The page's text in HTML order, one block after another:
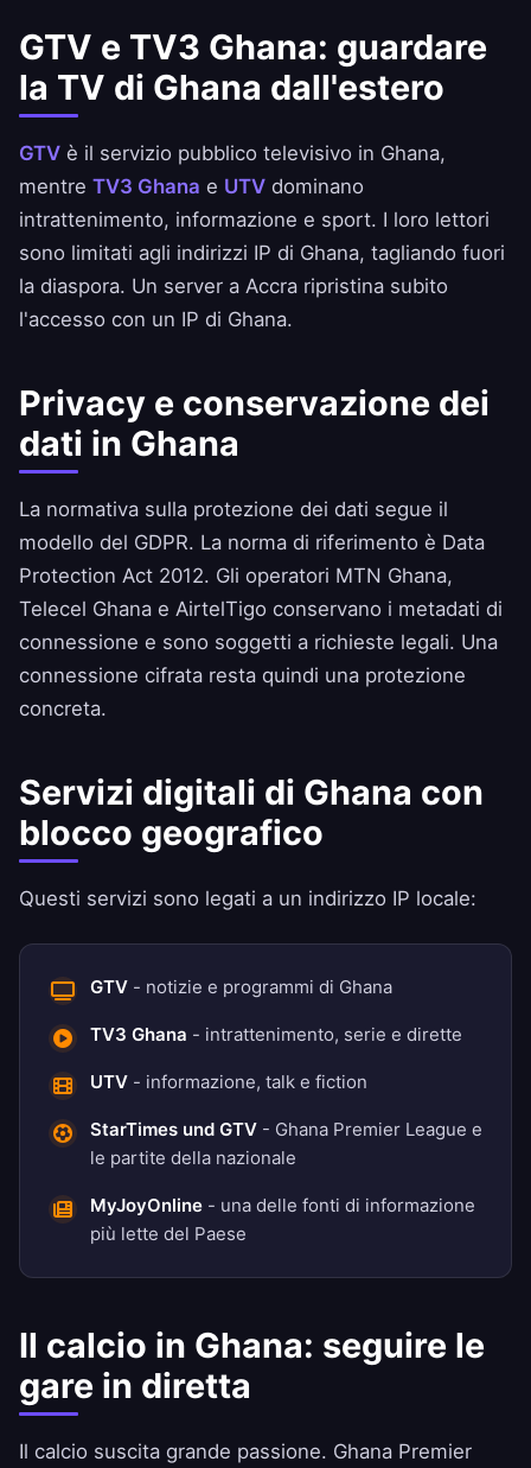
GTV e TV3 Ghana: guardare
la TV di Ghana dall'estero
GTV è il servizio pubblico televisivo in Ghana,
mentre TV3 Ghana e UTV dominano
intrattenimento, informazione e sport. I loro lettori
sono limitati agli indirizzi IP di Ghana, tagliando fuori
la diaspora. Un server a Accra ripristina subito
l'accesso con un IP di Ghana.
Privacy e conservazione dei
dati in Ghana
La normativa sulla protezione dei dati segue il
modello del GDPR. La norma di riferimento è Data
Protection Act 2012. Gli operatori MTN Ghana,
Telecel Ghana e AirtelTigo conservano i metadati di
connessione e sono soggetti a richieste legali. Una
connessione cifrata resta quindi una protezione
concreta.
Servizi digitali di Ghana con
blocco geografico
Questi servizi sono legati a un indirizzo IP locale:
GTV - notizie e programmi di Ghana
TV3 Ghana - intrattenimento, serie e dirette
UTV - informazione, talk e fiction
StarTimes und GTV - Ghana Premier League e
le partite della nazionale
MyJoyOnline - una delle fonti di informazione
più lette del Paese
Il calcio in Ghana: seguire le
gare in diretta
Il calcio suscita grande passione. Ghana Premier